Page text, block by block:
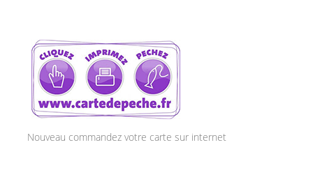
Nouveau commandez votre carte sur internet